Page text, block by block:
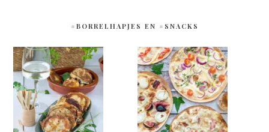
#BORRELHAPJES EN #SNACKS